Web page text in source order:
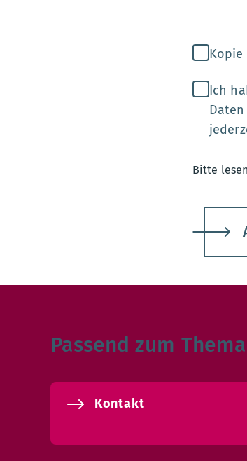
Kopie
Ich
Bitte
Passend zum Thema
Kontakt